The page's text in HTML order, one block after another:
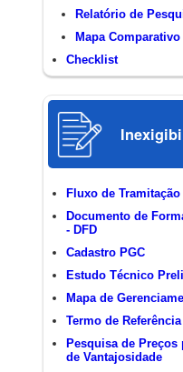
Relatório de
Mapa
Checklist
Fluxo de
Documento de
- DFD
Cadastro PGC
Estudo Técnico
Mapa de
Termo de
Pesquisa de Preços
de Vantajosidade